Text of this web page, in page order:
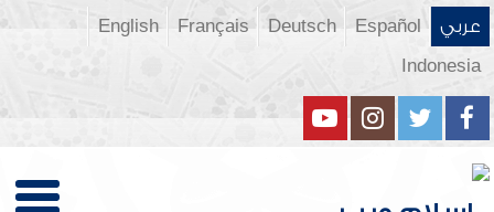
عربي Español
Deutsch
Français
English
Indonesia